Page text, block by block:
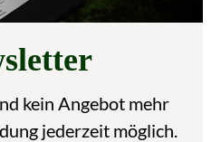
kein Angebot mehr
jederzeit möglich.